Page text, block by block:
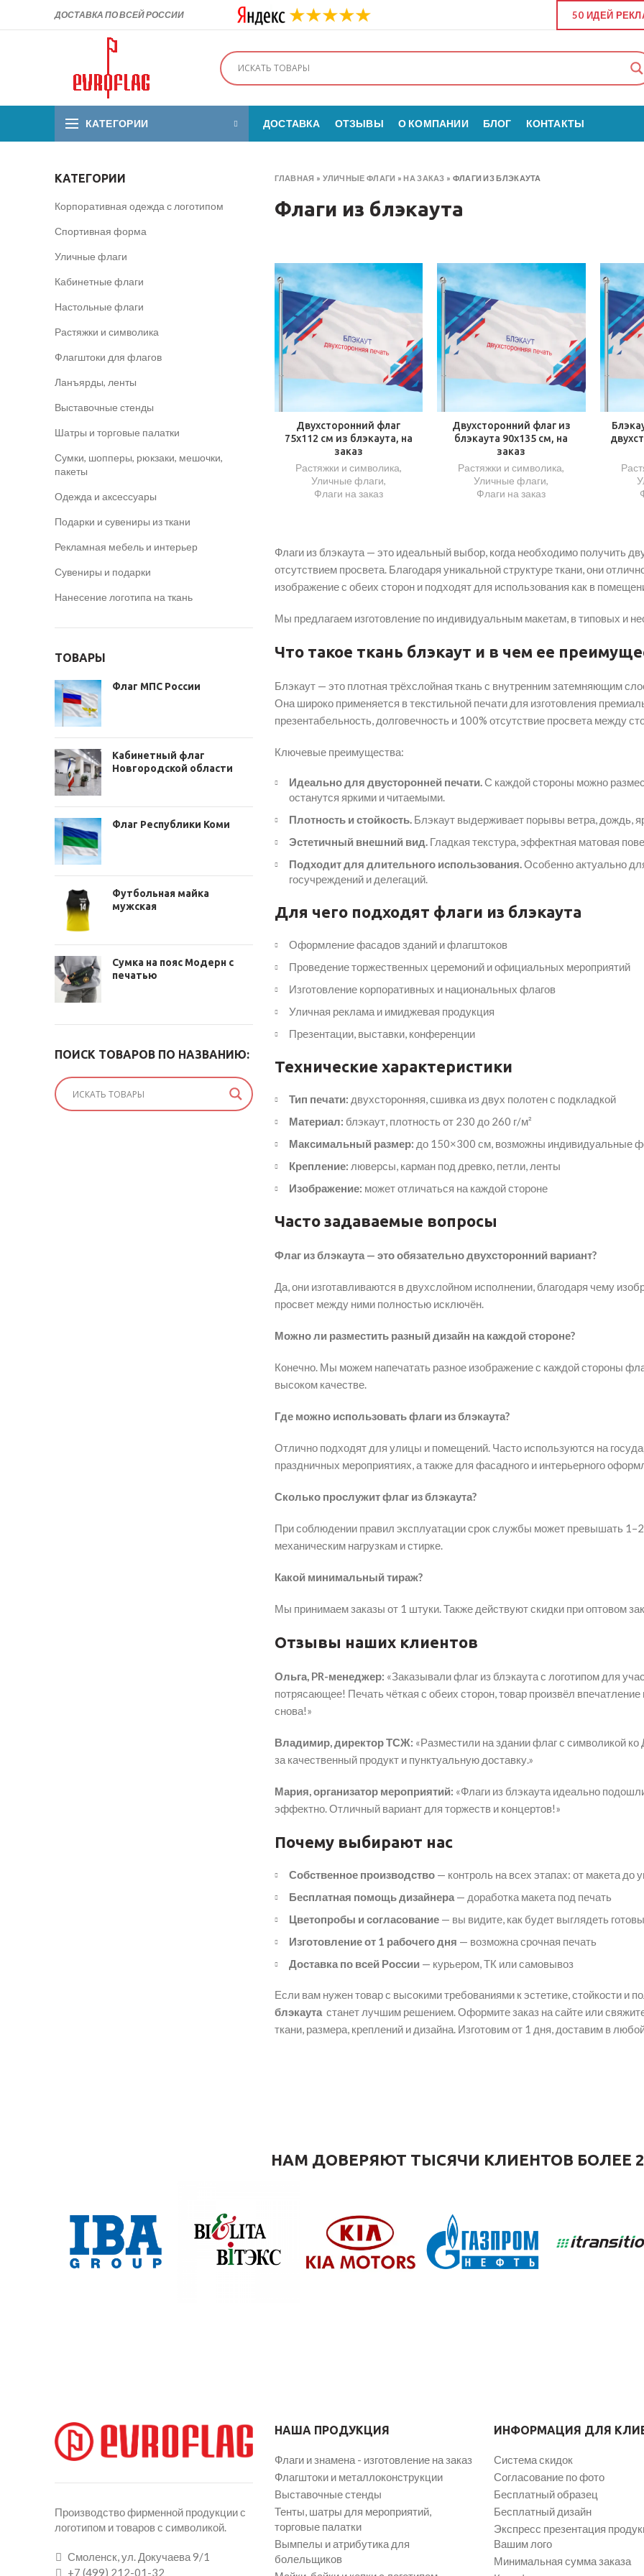
ДОСТАВКА ПО ВСЕЙ РОССИИ 50 ИДЕЙ
КАТЕГОРИИ ДОСТАВКА ОТЗЫВЫ О КОМПАНИИ БЛОГ КОНТАКТЫ
КАТЕГОРИИ
Корпоративная одежда с логотипом
Спортивная форма
Уличные флаги
Кабинетные флаги
Настольные флаги
Растяжки и символика
Флагштоки для флагов
Ланъярды, ленты
Выставочные стенды
​Шатры и торговые палатки
Сумки, шопперы, рюкзаки, мешочки,
пакеты
Одежда и аксессуары
Подарки и сувениры из ткани
Рекламная мебель и интерьер
Сувениры и подарки
Нанесение логотипа на ткань
ТОВАРЫ
Флаг МПС России
Кабинетный флаг
Новгородской области
Флаг Республики Коми
Футбольная майка
мужская
Сумка на пояс Модерн с
печатью
ПОИСК ТОВАРОВ ПО НАЗВАНИЮ:
ГЛАВНАЯ » УЛИЧНЫЕ ФЛАГИ »НА ЗАКАЗ » ФЛАГИ ИЗ БЛЭКАУТА
Флаги из блэкаута
Двухсторонний флаг
75х112 см из блэкаута, на
заказ
Растяжки и символика,
Уличные флаги,
Флаги на заказ
Двухсторонний флаг из
блэкаута 90х135 см, на
заказ
Растяжки и символика,
Уличные флаги,
Флаги на заказ
Флаги из блэкаута — это идеальный выбор, когда необходимо получить
отсутствием просвета. Благодаря уникальной структуре ткани, они
изображение с обеих сторон и подходят для использования как в
Мы предлагаем изготовление по индивидуальным макетам, в типовых и
Что такое ткань блэкаут и в чем ее
Блэкаут — это плотная трёхслойная ткань с внутренним затемняющим
Она широко применяется в текстильной печати для изготовления
презентабельность, долговечность и 100% отсутствие просвета между
Ключевые преимущества:
Идеально для двусторонней печати.С каждой стороны можно
останутся яркими и читаемыми.
Плотность и стойкость.Блэкаут выдерживает порывы ветра, дождь,
Эстетичный внешний вид.Гладкая текстура, эффектная матовая
Подходит для длительного использования.Особенно актуально
госучреждений и делегаций.
Для чего подходят флаги из блэкаута
Оформление фасадов зданий и флагштоков
Проведение торжественных церемоний и официальных мероприятий
Изготовление корпоративных и национальных флагов
Уличная реклама и имиджевая продукция
Презентации, выставки, конференции
Технические характеристики
Тип печати: двухсторонняя, сшивка из двух полотен с подкладкой
Материал: блэкаут, плотность от 230 до 260 г/м²
Максимальный размер: до 150×300 см, возможны индивидуальные
Крепление: люверсы, карман под древко, петли, ленты
Изображение: может отличаться на каждой стороне
Часто задаваемые вопросы
Флаг из блэкаута — это обязательно двухсторонний вариант?
Да, они изготавливаются в двухслойном исполнении, благодаря чему
просвет между ними полностью исключён.
Можно ли разместить разный дизайн на каждой стороне?
Конечно. Мы можем напечатать разное изображение с каждой стороны
высоком качестве.
Где можно использовать флаги из блэкаута?
Отлично подходят для улицы и помещений. Часто используются на
праздничных мероприятиях, а также для фасадного и интерьерного
Сколько прослужит флаг из блэкаута?
При соблюдении правил эксплуатации срок службы может превышать
механическим нагрузкам и стирке.
Какой минимальный тираж?
Мы принимаем заказы от 1 штуки. Также действуют скидки при оптовом
Отзывы наших клиентов
Ольга, PR-менеджер: «Заказывали флаг из блэкаута с логотипом для
потрясающее! Печать чёткая с обеих сторон, товар произвёл
снова!»
Владимир, директор ТСЖ: «Разместили на здании флаг с символикой
за качественный продукт и пунктуальную доставку.»
Мария, организатор мероприятий: «Флаги из блэкаута идеально
эффектно. Отличный вариант для торжеств и концертов!»
Почему выбирают нас
Собственное производство— контроль на всех этапах: от макета до
Бесплатная помощь дизайнера— доработка макета под печать
Цветопробы и согласование— вы видите, как будет выглядеть
Изготовление от 1 рабочего дня — возможна срочная печать
Доставка по всей России— курьером, ТК или самовывоз
Если вам нужен товар с высокими требованиями к эстетике, стойкости и
блэкаутастанет лучшим решением. Оформите заказ на сайте или
ткани, размера, креплений и дизайна. Изготовим от 1 дня, доставим в
НАМ ДОВЕРЯЮТ ТЫСЯЧИ КЛИЕНТОВ БОЛЕЕ
Производство фирменной продукции с
логотипом и товаров с символикой.
Смоленск, ул. Докучаева 9/1
+7 (499) 212-01-32
НАША ПРОДУКЦИЯ
Флаги и знамена - изготовление на заказ
Флагштоки и металлоконструкции
Выставочные стенды
Тенты, шатры для мероприятий,
торговые палатки
Вымпелы и атрибутика для
болельщиков
ИНФОРМАЦИЯ ДЛЯ
Система скидок
Согласование по фото
Бесплатный образец
Бесплатный дизайн
Экспресс презентация
Вашим лого
Минимальная сумма заказа